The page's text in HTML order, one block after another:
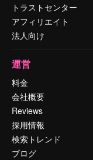
トラストセンター
アフィリエイト
法人向け
運営
料金
会社概要
Reviews
採用情報
検索トレンド
ブログ